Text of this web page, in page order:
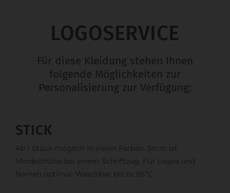
LOGOSERVICE
Für diese Kleidung stehen Ihnen
folgende Möglichkeiten zur
Personalisierung zur Verfügung:
STICK
Ab 1 Stück möglich in vielen Farben. 5mm ist
Mindesthöhe bei einem Schriftzug. Für Logos und
Namen optimal. Waschbar bis zu 95°C.